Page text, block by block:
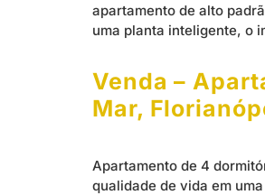
apartamento de alto
uma planta inteligente, o
Venda –
Mar,
Apartamento de 4
qualidade de vida em